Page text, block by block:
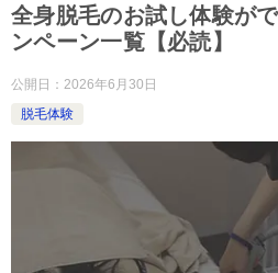
全身脱毛のお試し体験が
ンペーン一覧【必読】
公開日： 2026年6月30日
脱毛体験